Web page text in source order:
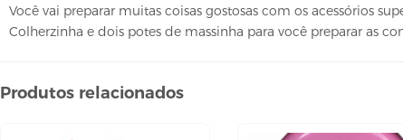
Você vai preparar muitas coisas gostosas com os acessórios
Colherzinha e dois potes de massinha para você preparar as
Produtos relacionados